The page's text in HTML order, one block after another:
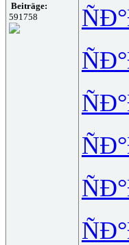
Beiträge:
591758